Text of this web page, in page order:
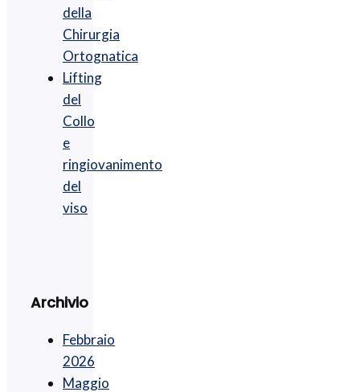
della
Chirurgia
Ortognatica
Lifting
del
Collo
e
ringiovanimento
del
viso
Archivio
Febbraio
2026
Maggio